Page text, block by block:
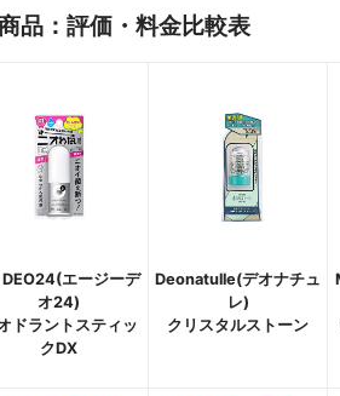
品：評価・料金比較表
エージーデ
オ24)
ドラントスティッ
クDX
Deonatulle(デオナチュ
レ)
クリスタルストーン